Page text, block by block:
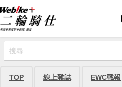
TOP 線上雜誌 EWC戰報